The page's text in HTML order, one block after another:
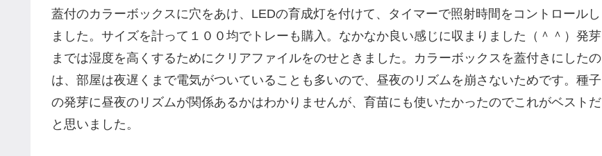
蓋付のカラーボックスに穴をあけ、LEDの育成灯を付けて、タイマーで照射時間をコントロールし
ました。サイズを計って１００均でトレーも購入。なかなか良い感じに収まりました（＾＾）発芽
までは湿度を高くするためにクリアファイルをのせときました。カラーボックスを蓋付きにしたの
は、部屋は夜遅くまで電気がついていることも多いので、昼夜のリズムを崩さないためです。種子
の発芽に昼夜のリズムが関係あるかはわかりませんが、育苗にも使いたかったのでこれがベストだ
と思いました。